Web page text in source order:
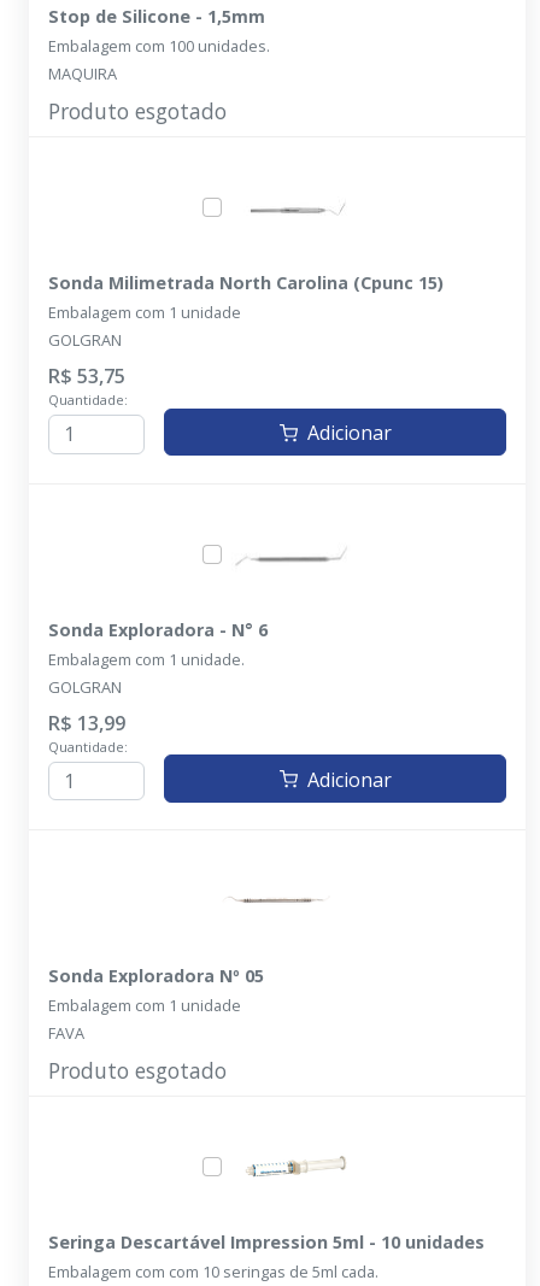
Stop de Silicone - 1,5mm
Embalagem com 100 unidades.
MAQUIRA
Produto esgotado
Sonda Milimetrada North Carolina (Cpunc 15)
Embalagem com 1 unidade
GOLGRAN
R$ 53,75
Quantidade:
Adicionar
Sonda Exploradora - N° 6
Embalagem com 1 unidade.
GOLGRAN
R$ 13,99
Quantidade:
Adicionar
Sonda Exploradora Nº 05
Embalagem com 1 unidade
FAVA
Produto esgotado
Seringa Descartável Impression 5ml - 10 unidades
Embalagem com com 10 seringas de 5ml cada.